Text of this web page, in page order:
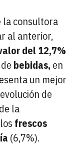
la consultora
al anterior,
del 12,7%
bebidas, en
un mejor
de
la
frescos
(6,7%).